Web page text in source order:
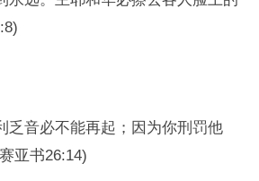
乏音必不能再起；因为你刑罚他
亚书26:14)